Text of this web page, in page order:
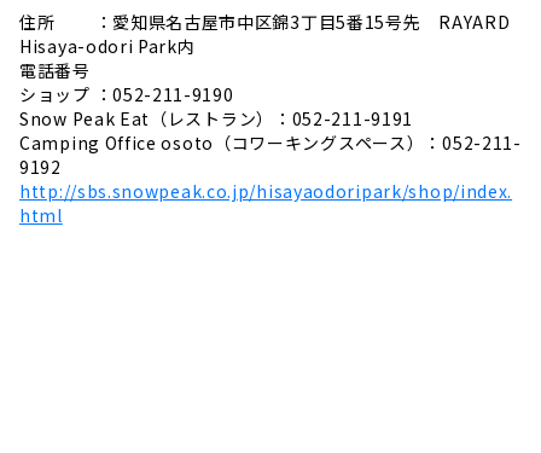
住所 ：愛知県名古屋市中区錦3丁目5番15号先 RAYARD
Hisaya-odori Park内
電話番号
ショップ ：052-211-9190
Snow Peak Eat（レストラン）：052-211-9191
Camping Office osoto（コワーキングスペース）：052-211-
9192
http://sbs.snowpeak.co.jp/hisayaodoripark/shop/index.
html